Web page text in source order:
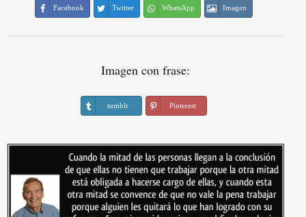
Facebook Twitter WhatsApp Imagen
Imagen con frase:
tumblr Pinterest